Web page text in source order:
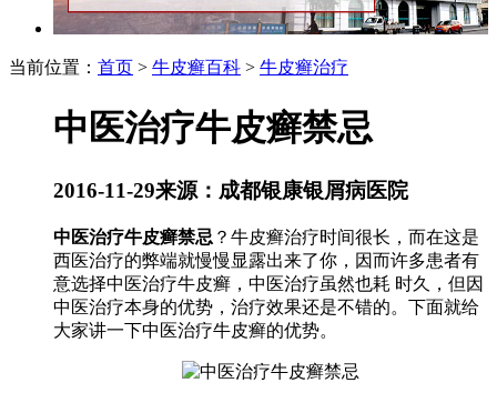
当前位置： 首页 > 牛皮癣百科 > 牛皮癣治疗
中医治疗牛皮癣禁忌
2016-11-29来源：成都银康银屑病医院
中医治疗牛皮癣禁忌 ？牛皮癣治疗时间很长，而在这是
西医治疗的弊端就慢慢显露出来了你，因而许多患者有
意选择中医治疗牛皮癣，中医治疗虽然也耗 时久，但因
中医治疗本身的优势，治疗效果还是不错的。下面就给
大家讲一下中医治疗牛皮癣的优势。